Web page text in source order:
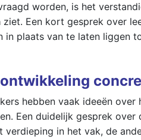
worden, is het
Een kort gesprek over
in plaats van te laten liggen
hebben vaak ideeën
Een duidelijk gesprek
verdieping in het vak, de